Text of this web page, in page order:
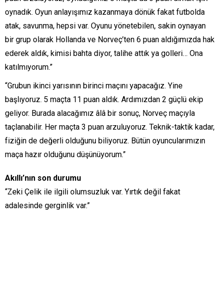
oynadık. Oyun anlayışımız kazanmaya dönük fakat futbolda
atak, savunma, hepsi var. Oyunu yönetebilen, sakin oynayan
bir grup olarak Hollanda ve Norveç’ten 6 puan aldığımızda hak
ederek aldık, kimisi bahta diyor, talihe attık ya golleri… Ona
katılmıyorum.”
“Grubun ikinci yarısının birinci maçını yapacağız. Yine
başlıyoruz. 5 maçta 11 puan aldık. Ardımızdan 2 güçlü ekip
geliyor. Burada alacağımız âlâ bir sonuç, Norveç maçıyla
taçlanabilir. Her maçta 3 puan arzuluyoruz. Teknik-taktik kadar,
fiziğin de değerli olduğunu biliyoruz. Bütün oyuncularımızın
maça hazır olduğunu düşünüyorum.”
Akıllı’nın son durumu
“Zeki Çelik ile ilgili olumsuzluk var. Yırtık değil fakat
adalesinde gerginlik var.”